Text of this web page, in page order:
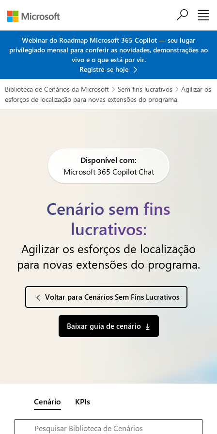
Webinar do Roadmap Microsoft 365 Copilot — seu lugar
privilegiado mensal para conferir as novidades, demonstrações ao
vivo e o que está por vir.
Registre-se hoje
Biblioteca de Cenários da Microsoft  Sem fins lucrativos  Agilizar os
esforços de localização para novas extensões do programa.
Disponível com:
Microsoft 365 Copilot Chat
Cenário sem fins
lucrativos:
Agilizar os esforços de localização
para novas extensões do programa.
Voltar para Cenários Sem Fins Lucrativos
Baixar guia de cenário
Cenário KPIs